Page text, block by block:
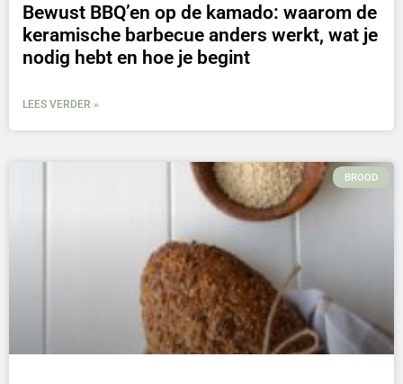
Bewust BBQ’en op de kamado: waarom de
keramische barbecue anders werkt, wat je
nodig hebt en hoe je begint
LEES VERDER »
BROOD